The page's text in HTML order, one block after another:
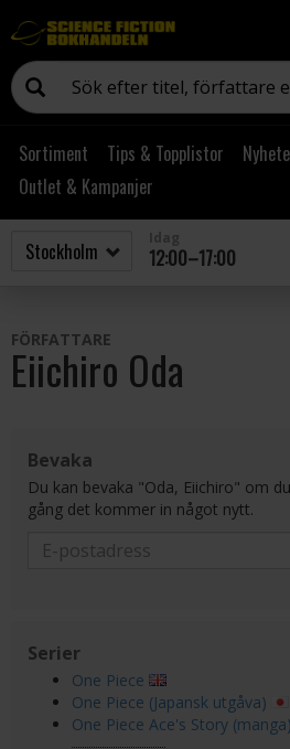
Sortiment Tips & Topplistor
Outlet & Kampanjer
12:00–17:00
FÖRFATTARE
Eiichiro Oda
Bevaka
Du kan bevaka "Oda, Eiichiro" om
gång det kommer in något nytt.
Serier
One Piece
One Piece (Japansk utgåva)
One Piece Ace's Story (manga)